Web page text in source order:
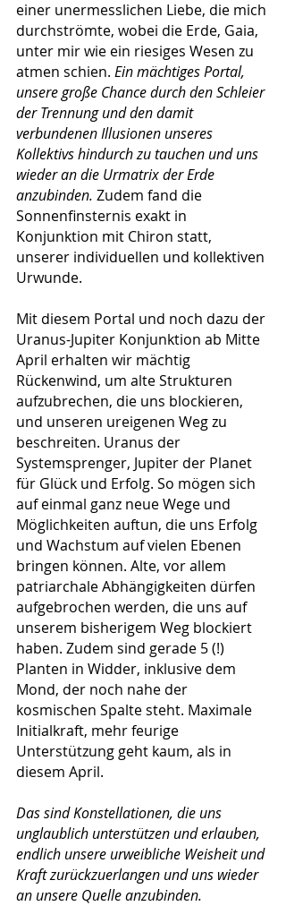
einer unermesslichen Liebe, die mich
durchströmte, wobei die Erde, Gaia,
unter mir wie ein riesiges Wesen zu
atmen schien. Ein mächtiges Portal,
unsere große Chance durch den Schleier
der Trennung und den damit
verbundenen Illusionen unseres
Kollektivs hindurch zu tauchen und uns
wieder an die Urmatrix der Erde
anzubinden. Zudem fand die
Sonnenfinsternis exakt in
Konjunktion mit Chiron statt,
unserer individuellen und kollektiven
Urwunde.
Mit diesem Portal und noch dazu der
Uranus-Jupiter Konjunktion ab Mitte
April erhalten wir mächtig
Rückenwind, um alte Strukturen
aufzubrechen, die uns blockieren,
und unseren ureigenen Weg zu
beschreiten. Uranus der
Systemsprenger, Jupiter der Planet
für Glück und Erfolg. So mögen sich
auf einmal ganz neue Wege und
Möglichkeiten auftun, die uns Erfolg
und Wachstum auf vielen Ebenen
bringen können. Alte, vor allem
patriarchale Abhängigkeiten dürfen
aufgebrochen werden, die uns auf
unserem bisherigem Weg blockiert
haben. Zudem sind gerade 5 (!)
Planten in Widder, inklusive dem
Mond, der noch nahe der
kosmischen Spalte steht. Maximale
Initialkraft, mehr feurige
Unterstützung geht kaum, als in
diesem April.
Das sind Konstellationen, die uns
unglaublich unterstützen und erlauben,
endlich unsere urweibliche Weisheit und
Kraft zurückzuerlangen und uns wieder
an unsere Quelle anzubinden.